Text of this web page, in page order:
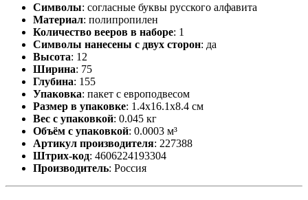
Символы: согласные буквы русского алфавита
Материал: полипропилен
Количество вееров в наборе: 1
Символы нанесены с двух сторон: да
Высота: 12
Ширина: 75
Глубина: 155
Упаковка: пакет с европодвесом
Размер в упаковке: 1.4x16.1x8.4 см
Вес с упаковкой: 0.045 кг
Объём с упаковкой: 0.0003 м³
Артикул производителя: 227388
Штрих-код: 4606224193304
Производитель: Россия